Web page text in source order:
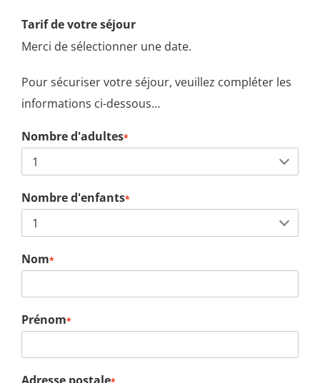
Tarif de votre séjour
Merci de sélectionner une date.
Pour sécuriser votre séjour, veuillez compléter les
informations ci-dessous…
Nombre d'adultes*
Nombre d'enfants*
Nom*
Prénom*